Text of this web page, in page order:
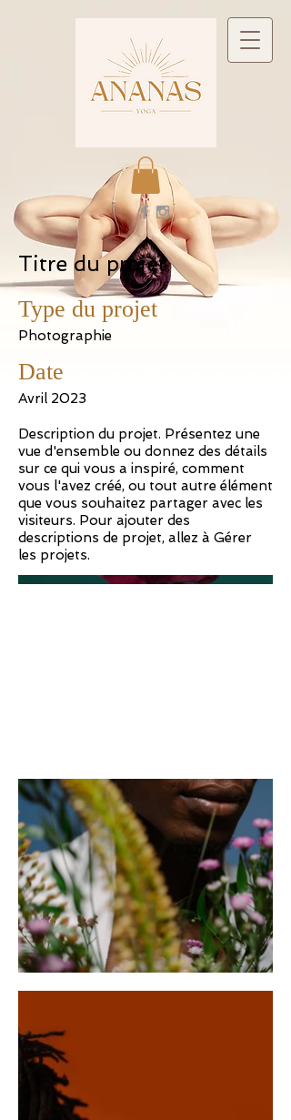
Titre du projet
Type du projet
Photographie
Date
Avril 2023
Description du projet. Présentez une
vue d'ensemble ou donnez des détails
sur ce qui vous a inspiré, comment
vous l'avez créé, ou tout autre élément
que vous souhaitez partager avec les
visiteurs. Pour ajouter des
descriptions de projet, allez à Gérer
les projets.